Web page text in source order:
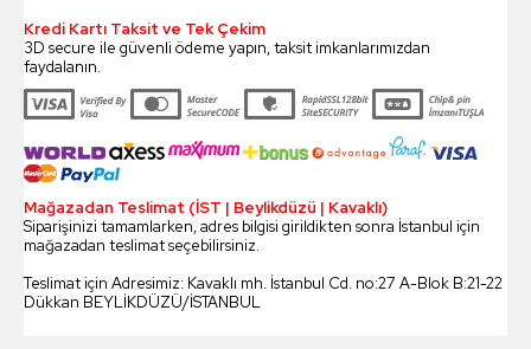
Kredi Kartı Taksit ve Tek Çekim
3D secure ile güvenli ödeme yapın, taksit imkanlarımızdan
faydalanın.
Mağazadan Teslimat (İST | Beylikdüzü | Kavaklı)
Siparişinizi tamamlarken, adres bilgisi girildikten sonra İstanbul için
mağazadan teslimat seçebilirsiniz.
Teslimat için Adresimiz: Kavaklı mh. İstanbul Cd. no:27 A-Blok B:21-22
Dükkan BEYLİKDÜZÜ/İSTANBUL